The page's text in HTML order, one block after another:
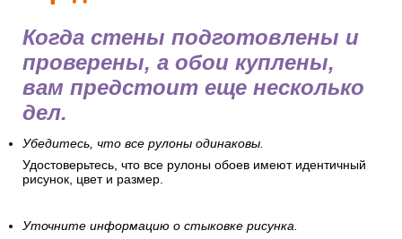
Когда стены подготовлены и
проверены, а обои куплены,
вам предстоит еще несколько
дел.
Убедитесь, что все рулоны одинаковы.
Удостоверьтесь, что все рулоны обоев имеют идентичный
рисунок, цвет и размер.
Уточните информацию о стыковке рисунка.